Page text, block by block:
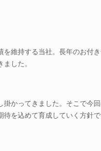
維持する当社。長年のお付
した。
かってきました。そこで今
を込めて育成していく方針で